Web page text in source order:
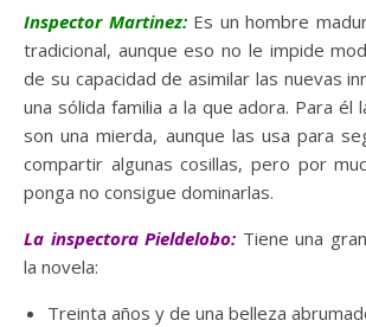
Inspector Martinez: Es un hombre
tradicional, aunque eso no le impide
de su capacidad de asimilar las nuevas
una sólida familia a la que adora. Para él
son una mierda, aunque las usa para
compartir algunas cosillas, pero por
ponga no consigue dominarlas.
La inspectora Pieldelobo: Tiene una
la novela:
Treinta años y de una belleza